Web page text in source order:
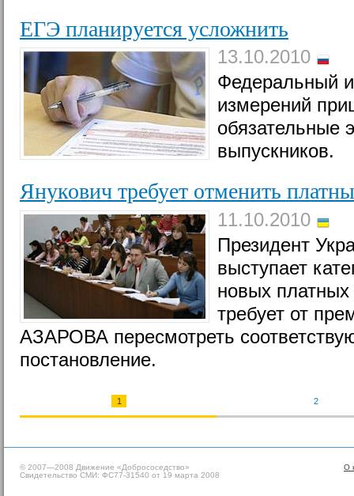
ЕГЭ планируется усложнить
13.10.2010
Федеральный
измерений
обязательные
выпускников.
Янукович требует отменить
11.10.2010
Президент
выступает
новых платных
требует от
АЗАРОВА пересмотреть
постановление.
1 2
О
© 2007—2008 Движение «Добрососедство»
Свидетельство СМИ: ФС77-31540 от 19 марта 2008